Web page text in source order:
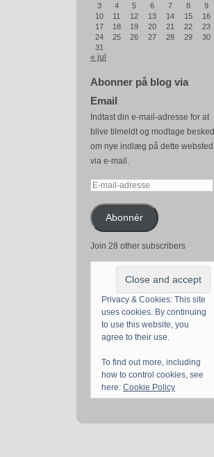
3
4 5 6 7 8
9
10
11 12 13 14 15
16
17
18 19 20 21 22
23
24
25 26 27 28 29
30
31
« jul
Abonner på blog via
Email
Indtast din e-mail-adresse for at
blive tilmeldt og modtage besked
om nye indlæg på dette websted
via e-mail.
E-
adresseAbonnér
Join 28 other subscribers
Privacy & Cookies: This site
uses cookies. By continuing
to use this website, you
agree to their use.
To find out more, including
how to control cookies, see
here: Cookie Policy